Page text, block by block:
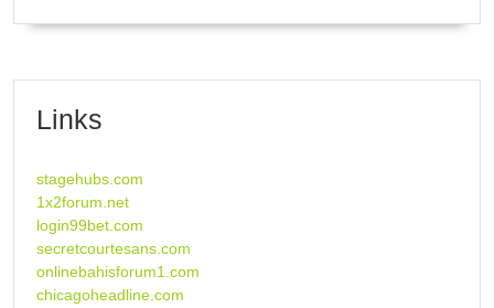
Links
stagehubs.com
1x2forum.net
login99bet.com
secretcourtesans.com
onlinebahisforum1.com
chicagoheadline.com